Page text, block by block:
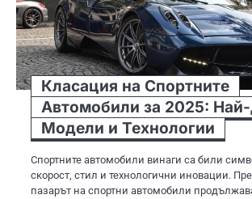
Класация на Спортните
Автомобили за 2025:
Модели и Технологии
Спортните автомобили винаги са били
скорост, стил и технологични иновации.
пазарът на спортни автомобили